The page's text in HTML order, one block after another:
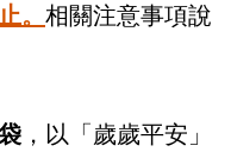
。 相關注意事項說
，以「歲歲平安」